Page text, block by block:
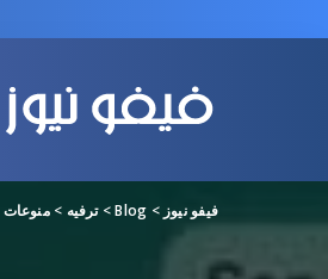
فيفو نيوز >
Blog
>ترفيه >منوعات